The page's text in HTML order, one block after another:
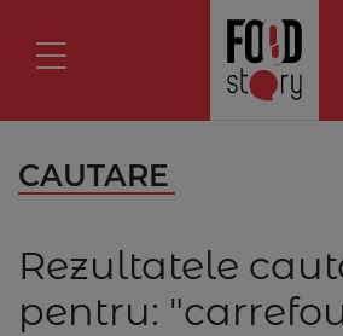
CAUTARE
Rezultatele
pentru: